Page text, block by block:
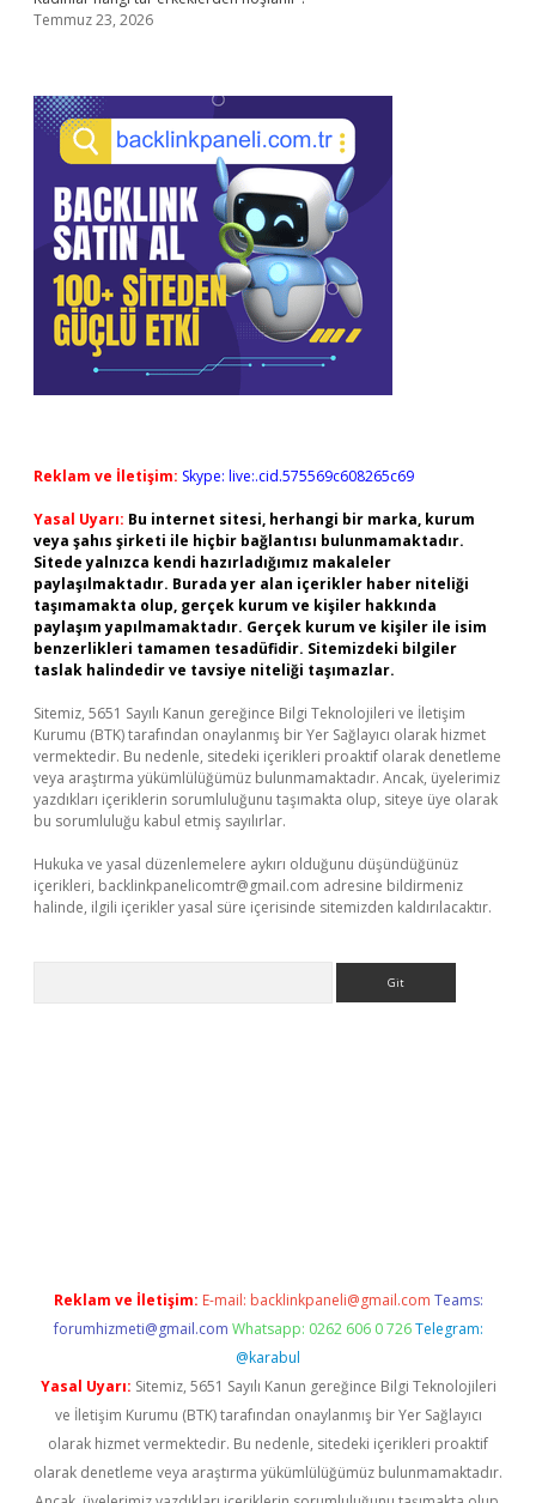
Temmuz 23, 2026
Reklam ve İletişim: Skype: live:.cid.575569c608265c69
Yasal Uyarı: Bu internet sitesi, herhangi bir marka, kurum
veya şahıs şirketi ile hiçbir bağlantısı bulunmamaktadır.
Sitede yalnızca kendi hazırladığımız makaleler
paylaşılmaktadır. Burada yer alan içerikler haber niteliği
taşımamakta olup, gerçek kurum ve kişiler hakkında
paylaşım yapılmamaktadır. Gerçek kurum ve kişiler ile isim
benzerlikleri tamamen tesadüfidir. Sitemizdeki bilgiler
taslak halindedir ve tavsiye niteliği taşımazlar.
Sitemiz, 5651 Sayılı Kanun gereğince Bilgi Teknolojileri ve İletişim
Kurumu (BTK) tarafından onaylanmış bir Yer Sağlayıcı olarak hizmet
vermektedir. Bu nedenle, sitedeki içerikleri proaktif olarak denetleme
veya araştırma yükümlülüğümüz bulunmamaktadır. Ancak, üyelerimiz
yazdıkları içeriklerin sorumluluğunu taşımakta olup, siteye üye olarak
bu sorumluluğu kabul etmiş sayılırlar.
Hukuka ve yasal düzenlemelere aykırı olduğunu düşündüğünüz
içerikleri, backlinkpanelicomtr@gmail.com adresine bildirmeniz
halinde, ilgili içerikler yasal süre içerisinde sitemizden kaldırılacaktır.
Reklam ve İletişim: E-mail: backlinkpaneli@gmail.com Teams:
forumhizmeti@gmail.com Whatsapp: 0262 606 0 726 Telegram:
@karabul
Yasal Uyarı: Sitemiz, 5651 Sayılı Kanun gereğince Bilgi Teknolojileri
ve İletişim Kurumu (BTK) tarafından onaylanmış bir Yer Sağlayıcı
olarak hizmet vermektedir. Bu nedenle, sitedeki içerikleri proaktif
olarak denetleme veya araştırma yükümlülüğümüz bulunmamaktadır.